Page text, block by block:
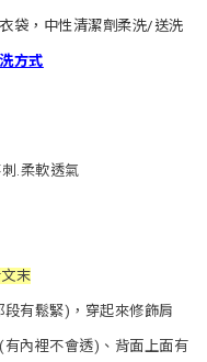
袋，中性清潔劑柔洗/送洗
方式
.柔軟透氣
末
有鬆緊)，穿起來修飾肩
內裡不會透)、背面上面有